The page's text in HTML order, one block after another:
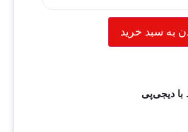
به سبد خرید